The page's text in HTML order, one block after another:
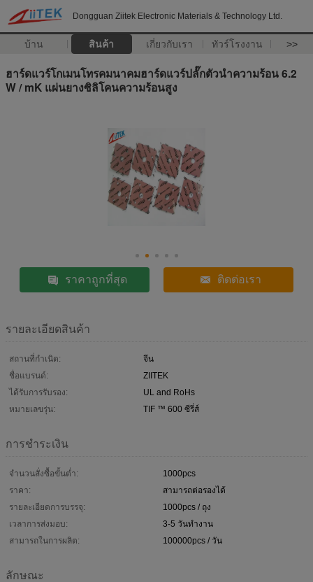
Dongguan Ziitek Electronic Materials & Technology Ltd.
บ้าน สินค้า เกี่ยวกับเรา ทัวร์โรงงาน >>
ฮาร์ดแวร์โกเมนโทรคมนาคมฮาร์ดแวร์ปลั๊กตัวนำความร้อน 6.2
W / mK แผ่นยางซิลิโคนความร้อนสูง
ราคาถูกที่สุด ติดต่อเรา
รายละเอียดสินค้า
สถานที่กำเนิด:
จีน
ชื่อแบรนด์:
ZIITEK
ได้รับการรับรอง:
UL and RoHs
หมายเลขรุ่น:
TIF ™ 600 ซีรี่ส์
การชำระเงิน
จำนวนสั่งซื้อขั้นต่ำ:
1000pcs
ราคา:
สามารถต่อรองได้
รายละเอียดการบรรจุ:
1000pcs / ถุง
เวลาการส่งมอบ:
3-5 วันทำงาน
สามารถในการผลิต:
100000pcs / วัน
ลักษณะ